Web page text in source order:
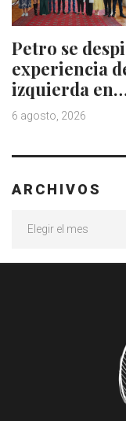
Petro se
experiencia
izquierda
6 agosto, 2026
ARCHIVOS